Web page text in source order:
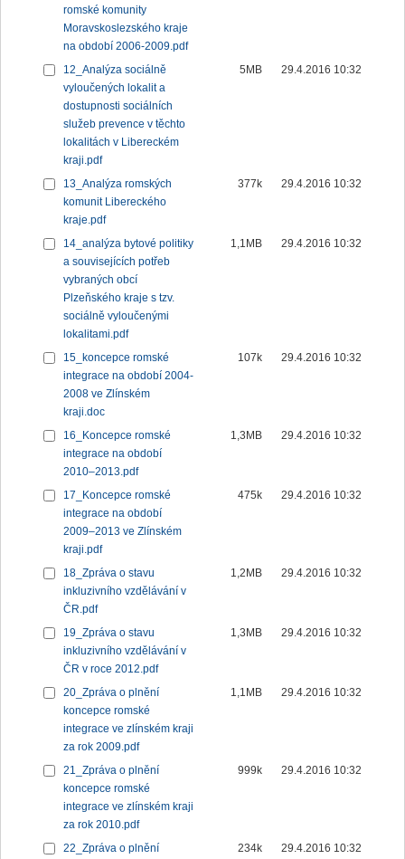
romské komunity
Moravskoslezského kraje
na období 2006-2009.pdf
12_Analýza sociálně
vyloučených lokalit a
dostupnosti sociálních
služeb prevence v těchto
lokalitách v Libereckém
kraji.pdf
5MB 29.4.2016 10:32
13_Analýza romských
komunit Libereckého
kraje.pdf
377k 29.4.2016 10:32
14_analýza bytové politiky
a souvisejících potřeb
vybraných obcí
Plzeňského kraje s tzv.
sociálně vyloučenými
lokalitami.pdf
1,1MB 29.4.2016 10:32
15_koncepce romské
integrace na období 2004-
2008 ve Zlínském
kraji.doc
107k 29.4.2016 10:32
16_Koncepce romské
integrace na období
2010–2013.pdf
1,3MB 29.4.2016 10:32
17_Koncepce romské
integrace na období
2009–2013 ve Zlínském
kraji.pdf
475k 29.4.2016 10:32
18_Zpráva o stavu
inkluzivního vzdělávání v
ČR.pdf
1,2MB 29.4.2016 10:32
19_Zpráva o stavu
inkluzivního vzdělávání v
ČR v roce 2012.pdf
1,3MB 29.4.2016 10:32
20_Zpráva o plnění
koncepce romské
integrace ve zlínském kraji
za rok 2009.pdf
1,1MB 29.4.2016 10:32
21_Zpráva o plnění
koncepce romské
integrace ve zlínském kraji
za rok 2010.pdf
999k 29.4.2016 10:32
22_Zpráva o plnění
234k 29.4.2016 10:32